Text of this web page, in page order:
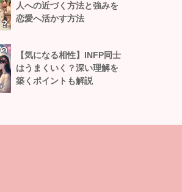
人への近づく方法と強みを
恋愛へ活かす方法
【気になる相性】INFP同士
はうまくいく？深い理解を
築くポイントも解説